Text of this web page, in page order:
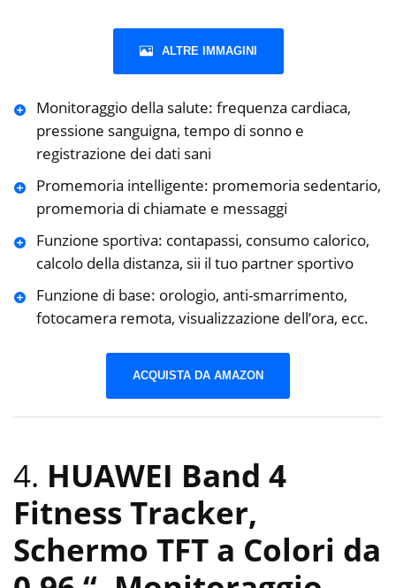
ALTRE IMMAGINI
Monitoraggio della salute: frequenza cardiaca,
pressione sanguigna, tempo di sonno e
registrazione dei dati sani
Promemoria intelligente: promemoria sedentario,
promemoria di chiamate e messaggi
Funzione sportiva: contapassi, consumo calorico,
calcolo della distanza, sii il tuo partner sportivo
Funzione di base: orologio, anti-smarrimento,
fotocamera remota, visualizzazione dell’ora, ecc.
ACQUISTA DA AMAZON
4. HUAWEI Band 4
Fitness Tracker,
Schermo TFT a Colori da